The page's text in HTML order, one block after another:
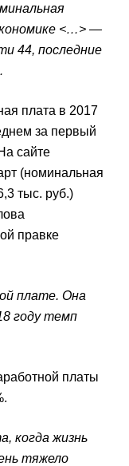
<…> —
44, последние
плата в 2017
за первый
сайте
(номинальная
тыс. руб.)
правке
плате. Она
году темп
платы
когда жизнь
тяжело